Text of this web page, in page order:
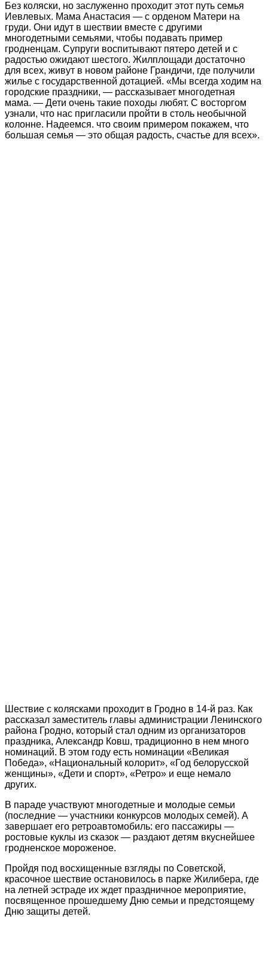
Без коляски, но заслуженно проходит этот путь семья
Иевлевых. Мама Анастасия — с орденом Матери на
груди. Они идут в шествии вместе с другими
многодетными семьями, чтобы подавать пример
гродненцам. Супруги воспитывают пятеро детей и с
радостью ожидают шестого. Жилплощади достаточно
для всех, живут в новом районе Грандичи, где получили
жилье с государственной дотацией. «Мы всегда ходим на
городские праздники, — рассказывает многодетная
мама. — Дети очень такие походы любят. С восторгом
узнали, что нас пригласили пройти в столь необычной
колонне. Надеемся. что своим примером покажем, что
большая семья — это общая радость, счастье для всех».
Шествие с колясками проходит в Гродно в 14-й раз. Как
рассказал заместитель главы администрации Ленинского
района Гродно, который стал одним из организаторов
праздника, Александр Ковш, традиционно в нем много
номинаций. В этом году есть номинации «Великая
Победа», «Национальный колорит», «Год белорусской
женщины», «Дети и спорт», «Ретро» и еще немало
других.
В параде участвуют многодетные и молодые семьи
(последние — участники конкурсов молодых семей). А
завершает его ретроавтомобиль: его пассажиры —
ростовые куклы из сказок — раздают детям вкуснейшее
гродненское мороженое.
Пройдя под восхищенные взгляды по Советской,
красочное шествие остановилось в парке Жилибера, где
на летней эстраде их ждет праздничное мероприятие,
посвященное прошедшему Дню семьи и предстоящему
Дню защиты детей.